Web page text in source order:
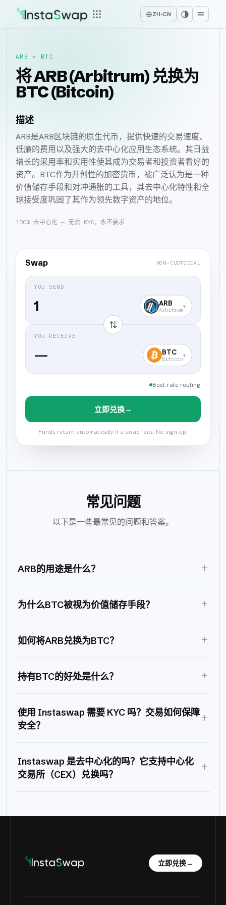
ZH-CN
ARB → BTC
将 ARB (Arbitrum) 兑换为
BTC (Bitcoin)
描述
ARB是ARB区块链的原生代币，提供快速的交易速度、
低廉的费用以及强大的去中心化应用生态系统。其日益
增长的采用率和实用性使其成为交易者和投资者看好的
资产。BTC作为开创性的加密货币，被广泛认为是一种
价值储存手段和对冲通胀的工具，其去中心化特性和全
球接受度巩固了其作为领先数字资产的地位。
100% 去中心化 — 无需 KYC，永不要求
Swap NON-CUSTODIAL
YOU SEND
ARB
Arbitrum
▾
⇅
YOU RECEIVE
— BTC
Bitcoin
▾
Best-rate routing
立即兑换→
Funds return automatically if a swap fails. No sign-up.
常见问题
以下是一些最常见的问题和答案。
ARB的用途是什么？ +
为什么BTC被视为价值储存手段？ +
如何将ARB兑换为BTC？ +
持有BTC的好处是什么？ +
使用 Instaswap 需要 KYC 吗？交易如何保障
安全？
+
Instaswap 是去中心化的吗？它支持中心化
交易所（CEX）兑换吗？
+
立即兑换→